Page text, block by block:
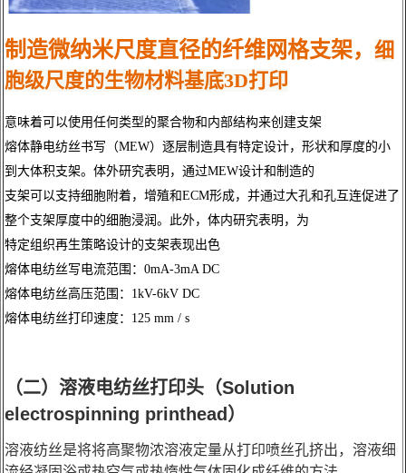
制造微纳米尺度直径的纤维网格支架， 细
胞级尺度的生物材料基底3D打印
意味着可以使用任何类型的聚合物和内部结构来创建支架
熔体静电纺丝书写（MEW）逐层制造具有特定设计，形状和厚度的小
到大体积支架。体外研究表明，通过MEW设计和制造的
支架可以支持细胞附着，增殖和ECM形成，并通过大孔和孔互连促进了
整个支架厚度中的细胞浸润。此外，体内研究表明，为
特定组织再生策略设计的支架表现出色
熔体电纺丝写电流范围：0mA-3mA DC
熔体电纺丝高压范围：1kV-6kV DC
熔体电纺丝打印速度：125 mm / s
（二）溶液电纺丝打印头（Solution
electrospinning printhead）
溶液纺丝是将将高聚物浓溶液定量从打印喷丝孔挤出，溶液细